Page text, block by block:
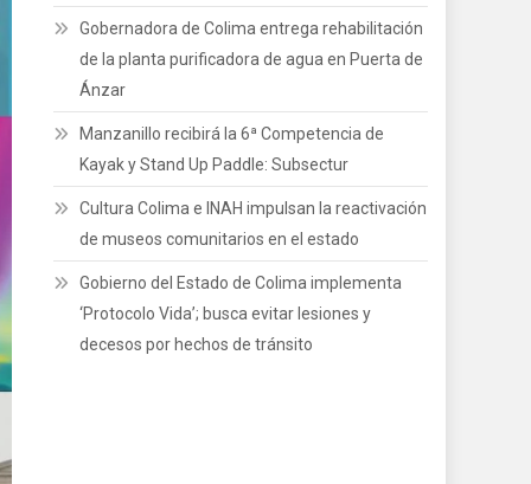
Gobernadora de Colima entrega rehabilitación
de la planta purificadora de agua en Puerta de
Ánzar
Manzanillo recibirá la 6ª Competencia de
Kayak y Stand Up Paddle: Subsectur
Cultura Colima e INAH impulsan la reactivación
de museos comunitarios en el estado
Gobierno del Estado de Colima implementa
‘Protocolo Vida’; busca evitar lesiones y
decesos por hechos de tránsito